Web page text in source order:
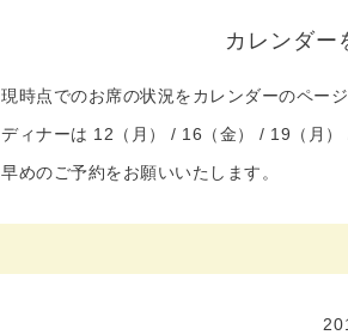
カレンダー
現時点でのお席の状況をカレンダーのページ
ディナーは 12（月） / 16（金） / 19（月）
早めのご予約をお願いいたします。